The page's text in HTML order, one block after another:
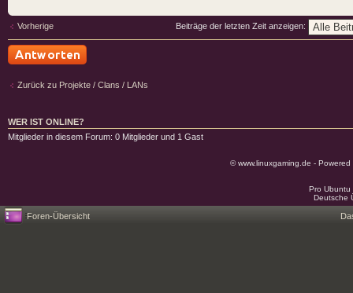
Vorherige Beiträge der letzten Zeit anzeigen:
Zurück zu Projekte / Clans / LANs
WER IST ONLINE?
Mitglieder in diesem Forum: 0 Mitglieder und 1 Gast
© www.linuxgaming.de -
Pro
Deutsche
Foren-Übersicht